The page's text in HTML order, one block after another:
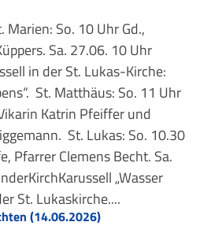
So. 10 Uhr Gd.,
Sa. 27.06. 10 Uhr
in der St. Lukas-Kirche:
St. Matthäus: So. 11 Uhr
Katrin Pfeiffer und
St. Lukas: So. 10.30
Pfarrer Clemens Becht. Sa.
„Wasser
St. Lukaskirche....
(14.06.2026)